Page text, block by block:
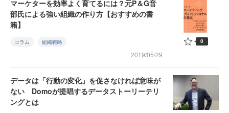
マーケターを効率よく育てるには？元P＆G音
部氏による強い組織の作り方【おすすめの書
籍】
コラム 組織戦略
2019/05/29
0
データは「行動の変化」を促さなければ意味が
ない Domoが提唱するデータストーリーテリ
ングとは